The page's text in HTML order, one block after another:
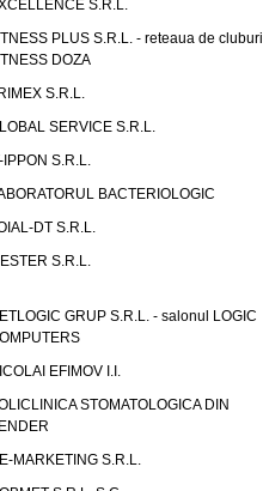
S.R.L.
PLUS S.R.L. - reteaua de cluburi
DOZA
S.R.L.
SERVICE S.R.L.
IPPON S.R.L.
BACTERIOLOGIC
DT S.R.L.
S.R.L.
GRUP S.R.L. - salonul LOGIC
EFIMOV I.I.
STOMATOLOGICA DIN
MARKETING S.R.L.